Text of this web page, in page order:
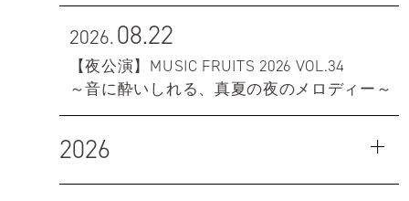
2026.08.22
【夜公演】MUSIC FRUITS 2026 VOL.34
～音に酔いしれる、真夏の夜のメロディー～
2026